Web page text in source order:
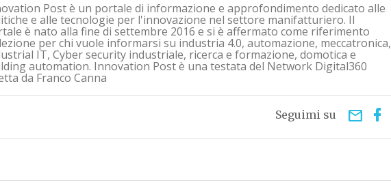
Post è un portale di informazione e approfondimento dedicato alle
e alle tecnologie per l'innovazione nel settore manifatturiero. Il
è nato alla fine di settembre 2016 e si è affermato come riferimento
per chi vuole informarsi su industria 4.0, automazione, meccatronica,
IT, Cyber security industriale, ricerca e formazione, domotica e
automation. Innovation Post è una testata del Network Digital360
da Franco Canna
email
Seguimi su